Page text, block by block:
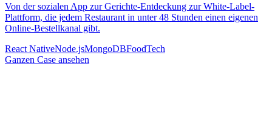
Von der sozialen App zur Gerichte-Entdeckung zur White-Label-
Plattform, die jedem Restaurant in unter 48 Stunden einen eigenen
Online-Bestellkanal gibt.
React NativeNode.jsMongoDBFoodTech
Ganzen Case ansehen